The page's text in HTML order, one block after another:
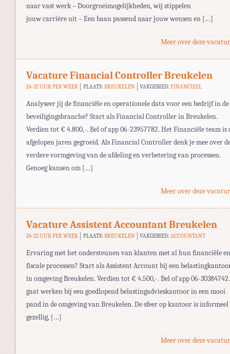
naar vast werk – Doorgroeimogelijkheden, wij stippelen
jouw carrière uit – Een baan passend naar jouw wensen en […]
Meer over deze
Vacature Financial Controller Breukelen
24-32 UUR PER WEEK PLAATS: BREUKELEN VAKGEBIED:FINANCIEEL
Analyseer jij de financiële en operationele data voor een bedrijf in de
beveiligingsbranche? Start als Financial Controller in Breukelen.
Verdien tot € 4.800,-. Bel of app 06-23957782. Het Financiële team is
afgelopen jaren gegroeid. Als Financial Controller denk je mee over
verdere vormgeving van de afdeling en verbetering van processen.
Genoeg kansen om […]
Meer over deze
Vacature Assistent Accountant Breukelen
24-32 UUR PER WEEK PLAATS: BREUKELEN VAKGEBIED:ACCOUNTANT
Ervaring met het ondersteunen van klanten met al hun financiële en
fiscale processen? Start als Assistent Account bij een
in omgeving Breukelen. Verdien tot € 4.500,-. Bel of app 06-30384742.
gaat werken bij een goedlopend belastingadvieskantoor in een mooi
pand in de omgeving van Breukelen. De sfeer op kantoor is informeel
gezellig, […]
Meer over deze